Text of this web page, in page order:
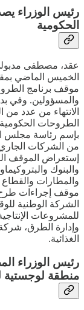
رئيس الوزراء
الحكومية
عقد، مصطفى
الخميس الماضي
موقف برنامج
والمسؤولين. وفي
الانتهاء من عدد
الطروحات
بإسم رئاسة مجلس
من الشركات الجاري
إستعراض الموقف
والبنوك
والمطارات والقطاع
موقف إجراءات
الشركة الوطنية
للمشروعات
وإدارة الطرق،
الغذائية.
رئيس الوزراء
منطقة لوجستية